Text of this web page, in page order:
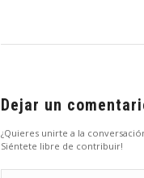
Dejar un
¿Quieres unirte a la
Siéntete libre de contribuir!